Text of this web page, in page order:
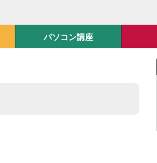
パソコン講座